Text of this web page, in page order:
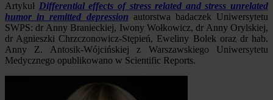
Artykuł Differential effects of stress related and stress unrelated
humor in remitted depression autorstwa badaczek Uniwersytetu
SWPS: dr Anny Branieckiej, Iwony Wołkowicz, dr Anny Orylskiej,
dr Agnieszki Chrzczonowicz-Stępień, Eweliny Bolek oraz dr hab.
Anny Z. Antosik-Wójcińskiej z Warszawskiego Uniwersytetu
Medycznego opublikowano w Scientific Reports.